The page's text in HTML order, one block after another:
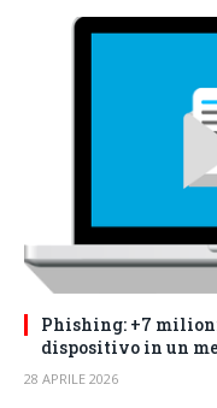
Phishing: +7
dispositivo in un
28 APRILE 2026